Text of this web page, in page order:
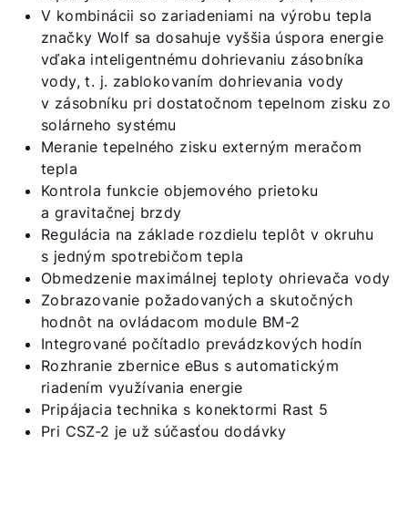
V kombinácii so zariadeniami na výrobu tepla
značky Wolf sa dosahuje vyššia úspora energie
vďaka inteligentnému dohrievaniu zásobníka
vody, t. j. zablokovaním dohrievania vody
v zásobníku pri dostatočnom tepelnom zisku zo
solárneho systému
Meranie tepelného zisku externým meračom
tepla
Kontrola funkcie objemového prietoku
a gravitačnej brzdy
Regulácia na základe rozdielu teplôt v okruhu
s jedným spotrebičom tepla
Obmedzenie maximálnej teploty ohrievača vody
Zobrazovanie požadovaných a skutočných
hodnôt na ovládacom module BM-2
Integrované počítadlo prevádzkových hodín
Rozhranie zbernice eBus s automatickým
riadením využívania energie
Pripájacia technika s konektormi Rast 5
Pri CSZ-2 je už súčasťou dodávky
Kontaktný formulár
Dôležité odkazy
Kontakty
Servisný portál
WOLF Akadémia